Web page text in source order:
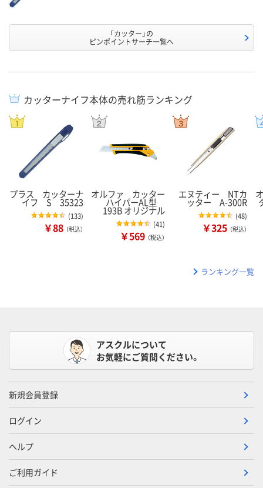
「カッター」の
ピンポイントサーチ一覧へ
カッターナイフ本体の売れ筋ランキング
プラス カッターナ
イフ S 35323
(133)
￥88 （税込）
オルファ カッター
ハイパーAL型
193B オリジナル
(41)
￥569 （税込）
エヌティー NTカ
ッター A-300R
(48)
￥325 （税込）
ランキング一覧
アスクルについて
お気軽にご質問ください。
新規会員登録
ログイン
ヘルプ
ご利用ガイド